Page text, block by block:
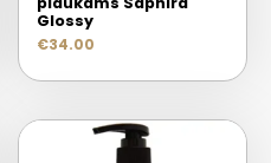
Glossy
€34.00